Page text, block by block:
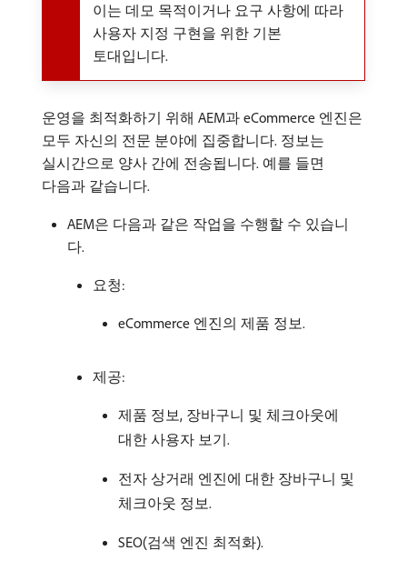
이는 데모 목적이거나 요구 사항에 따라
사용자 지정 구현을 위한 기본
토대입니다.
운영을 최적화하기 위해 AEM과 eCommerce 엔진은
모두 자신의 전문 분야에 집중합니다. 정보는
실시간으로 양사 간에 전송됩니다. 예를 들면
다음과 같습니다.
AEM은 다음과 같은 작업을 수행할 수 있습니
다.
요청:
eCommerce 엔진의 제품 정보.
제공:
제품 정보, 장바구니 및 체크아웃에
대한 사용자 보기.
전자 상거래 엔진에 대한 장바구니 및
체크아웃 정보.
SEO(검색 엔진 최적화).